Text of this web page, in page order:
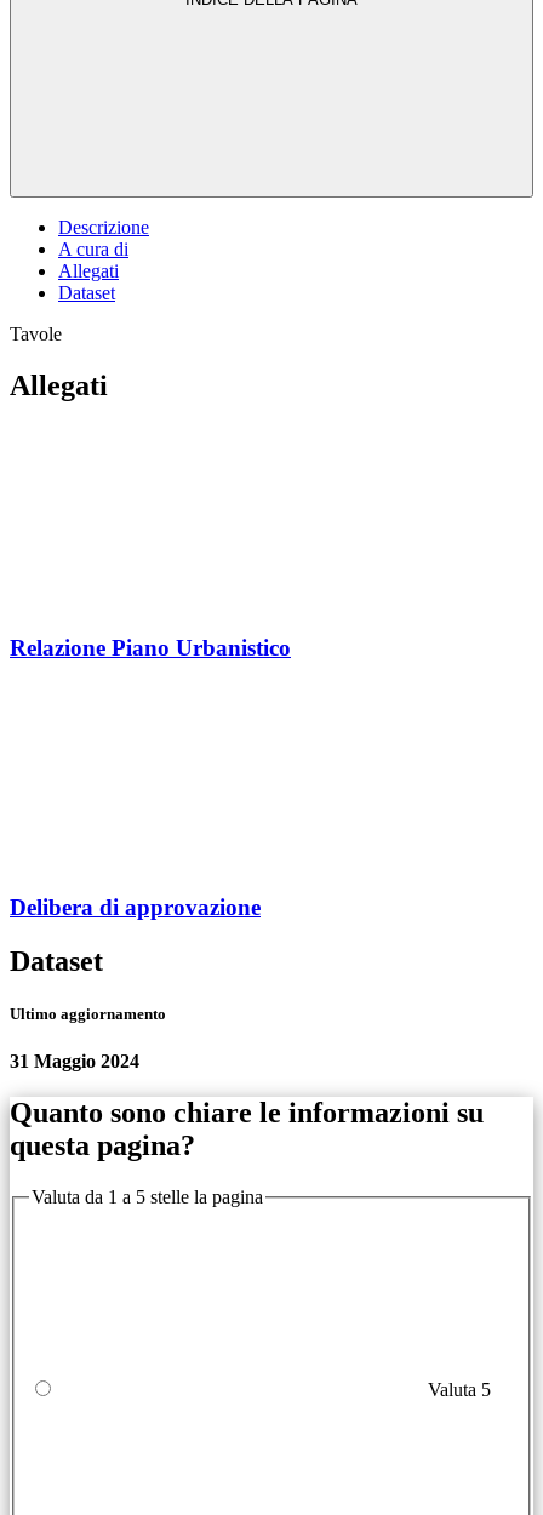
Descrizione
A cura di
Allegati
Dataset
Tavole
Allegati
Relazione Piano Urbanistico
Delibera di approvazione
Dataset
Ultimo aggiornamento
31 Maggio 2024
Quanto sono chiare le informazioni su
questa pagina?
Valuta da 1 a 5 stelle la pagina
Valuta 5